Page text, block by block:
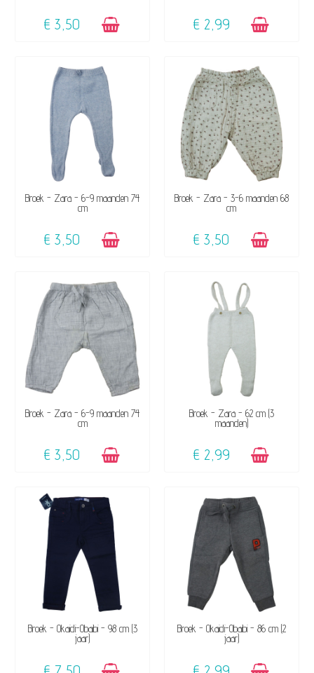
€ 3,50 € 2,99
BESCHIKBAAR
Broek - Zara - 6-9 maanden 74
cm
€ 3,50
BESCHIKBAAR
Broek - Zara - 3-6 maanden 68
cm
€ 3,50
BESCHIKBAAR
Broek - Zara - 6-9 maanden 74
cm
€ 3,50
BESCHIKBAAR
Broek - Zara - 62 cm (3
maanden)
€ 2,99
BESCHIKBAAR
Broek - Okaidi-Obaibi - 98 cm (3
jaar)
BESCHIKBAAR
Broek - Okaidi-Obaibi - 86 cm (2
jaar)